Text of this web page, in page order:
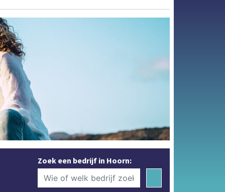
Zoek een bedrijf in Hoorn: